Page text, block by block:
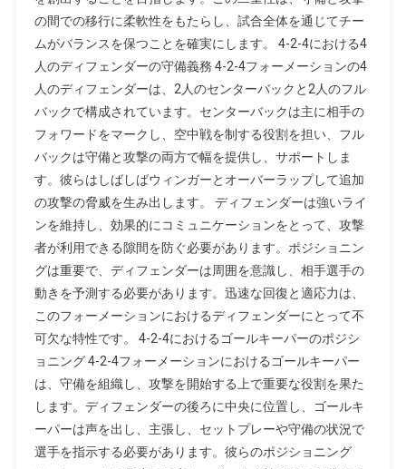
の間での移行に柔軟性をもたらし、試合全体を通じてチー
ムがバランスを保つことを確実にします。 4-2-4における4
人のディフェンダーの守備義務 4-2-4フォーメーションの4
人のディフェンダーは、2人のセンターバックと2人のフル
バックで構成されています。センターバックは主に相手の
フォワードをマークし、空中戦を制する役割を担い、フル
バックは守備と攻撃の両方で幅を提供し、サポートしま
す。彼らはしばしばウィンガーとオーバーラップして追加
の攻撃の脅威を生み出します。 ディフェンダーは強いライ
ンを維持し、効果的にコミュニケーションをとって、攻撃
者が利用できる隙間を防ぐ必要があります。ポジショニン
グは重要で、ディフェンダーは周囲を意識し、相手選手の
動きを予測する必要があります。迅速な回復と適応力は、
このフォーメーションにおけるディフェンダーにとって不
可欠な特性です。 4-2-4におけるゴールキーパーのポジシ
ョニング 4-2-4フォーメーションにおけるゴールキーパー
は、守備を組織し、攻撃を開始する上で重要な役割を果た
します。ディフェンダーの後ろに中央に位置し、ゴールキ
ーパーは声を出し、主張し、セットプレーや守備の状況で
選手を指示する必要があります。彼らのポジショニング